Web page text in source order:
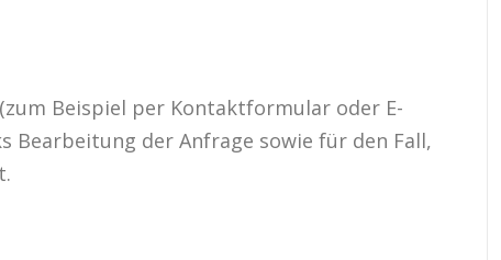
Beispiel per Kontaktformular oder E-
Bearbeitung der Anfrage sowie für den Fall,